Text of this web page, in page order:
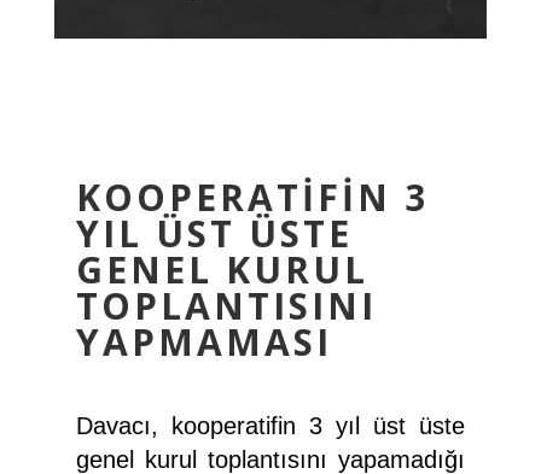
KOOPERATİFİN 3
YIL ÜST ÜSTE
GENEL KURUL
TOPLANTISINI
YAPMAMASI
Davacı, kooperatifin 3 yıl üst üste
genel kurul toplantısını yapamadığı